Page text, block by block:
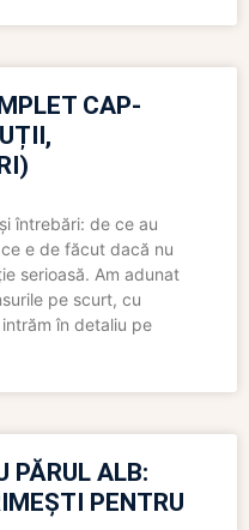
CAP-
întrebări: de ce au
e de făcut dacă nu
serioasă. Am adunat
pe scurt, cu
în detaliu pe
PĂRUL ALB:
PENTRU